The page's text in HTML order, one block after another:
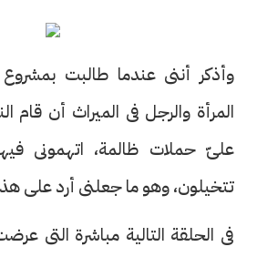
وأذكر أننى عندما طالبت
المرأة والرجل فى الميراث أن قام
علىّ حملات ظالمة، اتهمونى
تتخيلون، وهو ما جعلنى أرد على
فى الحلقة التالية مباشرة التى